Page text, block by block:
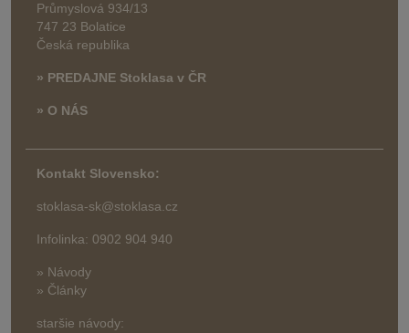
Průmyslová 934/13
747 23 Bolatice
Česká republika
» PREDAJNE Stoklasa v ČR
» O NÁS
Kontakt Slovensko:
stoklasa-sk@stoklasa.cz
Infolinka: 0902 904 940
» Návody
» Články
staršie návody: